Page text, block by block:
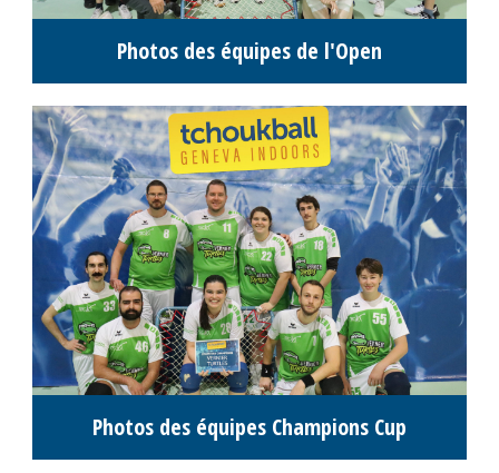
Photos des équipes de l'Open
Photos des équipes Champions Cup